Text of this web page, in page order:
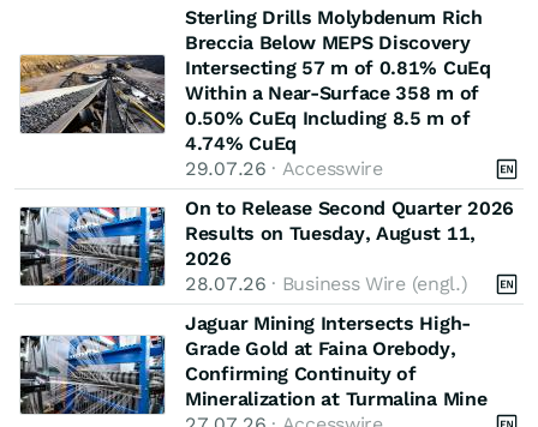
Sterling Drills Molybdenum Rich
Breccia Below MEPS Discovery
Intersecting 57 m of 0.81% CuEq
Within a Near-Surface 358 m of
0.50% CuEq Including 8.5 m of
4.74% CuEq
29.07.26 · Accesswire
On to Release Second Quarter 2026
Results on Tuesday, August 11,
2026
28.07.26 · Business Wire (engl.)
Jaguar Mining Intersects High-
Grade Gold at Faina Orebody,
Confirming Continuity of
Mineralization at Turmalina Mine